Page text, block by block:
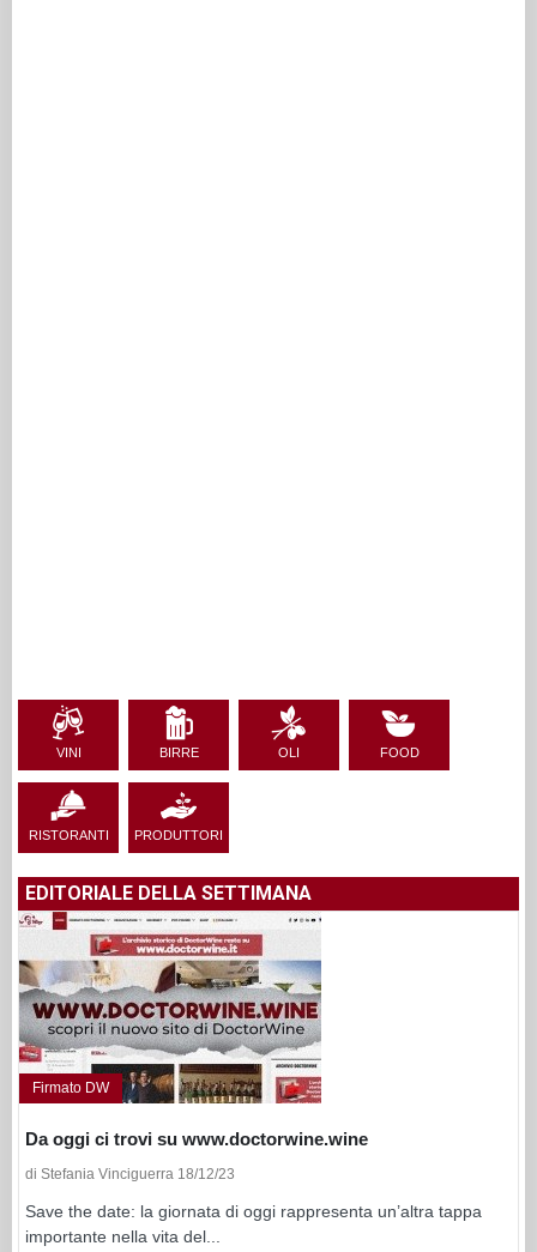
VINI BIRRE OLI FOOD
RISTORANTI PRODUTTORI
EDITORIALE DELLA SETTIMANA
Firmato DW
Da oggi ci trovi su www.doctorwine.wine
di Stefania Vinciguerra 18/12/23
Save the date: la giornata di oggi rappresenta un’altra tappa
importante nella vita del...